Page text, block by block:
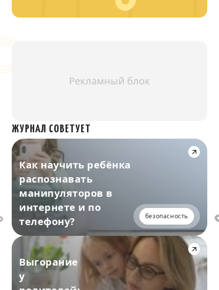
Рекламный блок
ЖУРНАЛ СОВЕТУЕТ
Как научить ребёнка
распознавать
манипуляторов в
интернете и по
телефону?
безопасность
Выгорание
у